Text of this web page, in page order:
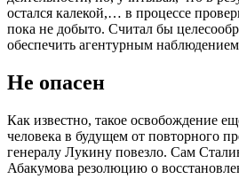
остался калекой,… в процессе
пока не добыто. Считал бы
обеспечить агентурным
Не опасен
Как известно, такое освобождение
человека в будущем от повторного
генералу Лукину повезло. Сам
Абакумова резолюцию о